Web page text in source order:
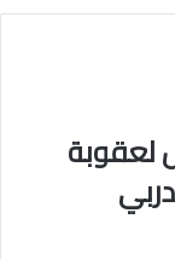
لعقوبة